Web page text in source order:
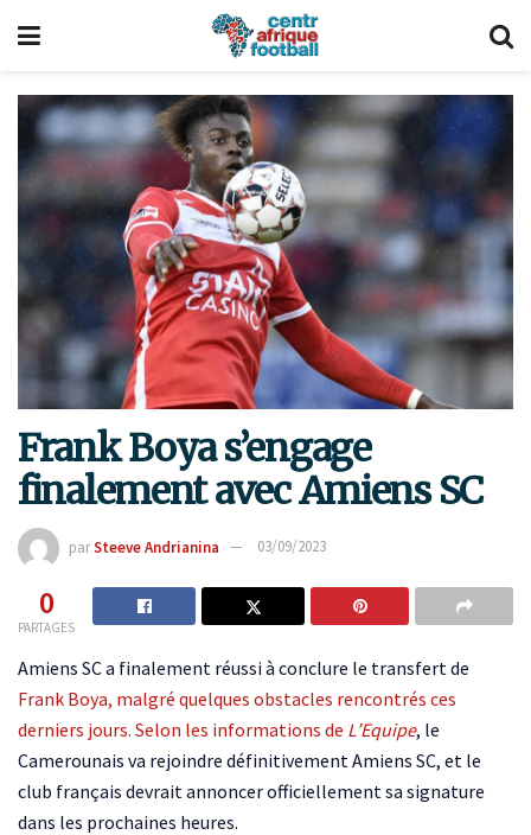
Frank Boya s’engage
finalement avec Amiens SC
parSteeve Andrianina 03/09/2023
0
PARTAGES
Amiens SC a finalement réussi à conclure le transfert de
Frank Boya, malgré quelques obstacles rencontrés ces
derniers jours. Selon les informations de L’Equipe, le
Camerounais va rejoindre définitivement Amiens SC, et le
club français devrait annoncer officiellement sa signature
dans les prochaines heures.